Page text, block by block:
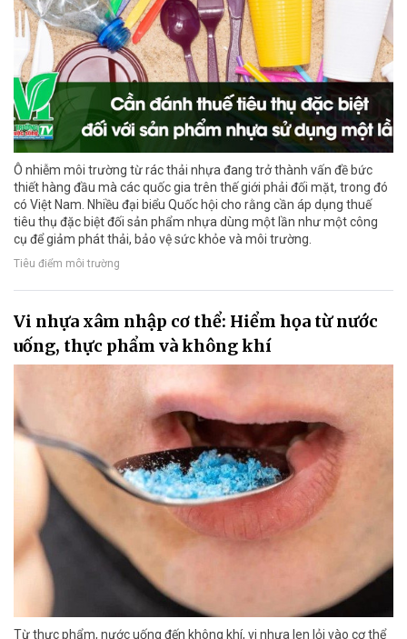
Ô nhiễm môi trường từ rác thải nhựa đang trở thành vấn đề bức
thiết hàng đầu mà các quốc gia trên thế giới phải đối mặt, trong đó
có Việt Nam. Nhiều đại biểu Quốc hội cho rằng cần áp dụng thuế
tiêu thụ đặc biệt đối sản phẩm nhựa dùng một lần như một công
cụ để giảm phát thải, bảo vệ sức khỏe và môi trường.
Tiêu điểm môi trường
Vi nhựa xâm nhập cơ thể: Hiểm họa từ nước
uống, thực phẩm và không khí
Từ thực phẩm, nước uống đến không khí, vi nhựa len lỏi vào cơ thể